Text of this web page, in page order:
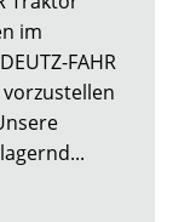
im
FAHR